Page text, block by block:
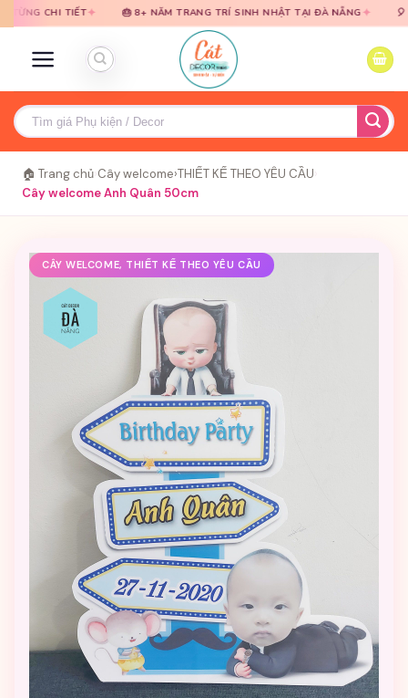
qua
qua
TIẾT✦ 🎂 8+ NĂM TRANG TRÍ SINH NHẬT TẠI ĐÀ NẴNG✦ 🎈 TƯ VẤN
Tìm
kiếm:
🏠 Trang chủ Cây welcome›THIẾT KẾ THEO YÊU CẦU
Cây welcome Anh Quân 50cm
CÂY WELCOME, THIẾT KẾ THEO YÊU CẦU